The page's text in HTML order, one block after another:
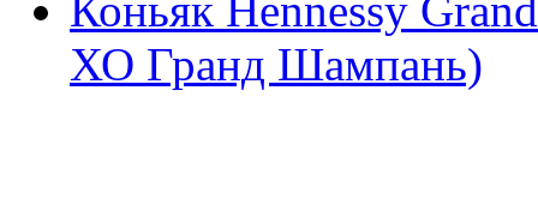
ХО Гранд Шампань)